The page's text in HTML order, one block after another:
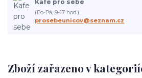
Zboží zařazeno v
Kafe pro sebe
(Po-Pá, 9-17 hod.)
prosebeunicov@seznam.cz